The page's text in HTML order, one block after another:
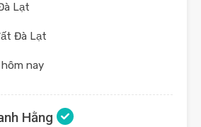
Lạt
Đà Lạt
nay
Hằng